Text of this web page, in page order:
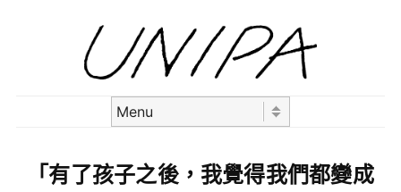
「有了孩子之後，我覺得我們都變成